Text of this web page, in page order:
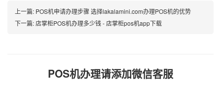
上一篇: POS机申请办理步骤 选择lakalamini.com办理POS机的优势
下一篇: 店掌柜POS机办理多少钱 - 店掌柜pos机app下载
POS机办理请添加微信客服